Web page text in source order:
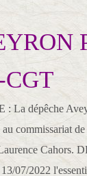
: La dépêche
au commissariat
Cahors.
07/2022